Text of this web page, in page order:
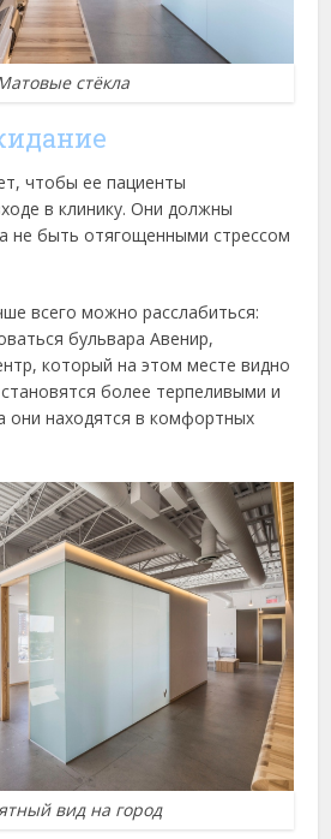
стёкла
чтобы ее пациенты
в клинику. Они должны
не быть отягощенными стрессом
всего можно расслабиться:
бульвара Авенир,
который на этом месте видно
более терпеливыми и
находятся в комфортных
вид на город